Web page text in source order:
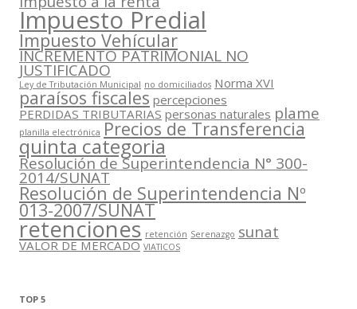
Impuesto Predial
Impuesto Vehícular
INCREMENTO PATRIMONIAL NO
JUSTIFICADO
Ley de Tributación Municipal no domiciliados Norma XVI
paraísos fiscales percepciones
PERDIDAS TRIBUTARIAS personas naturales plame
planilla electrónica Precios de Transferencia
quinta categoria
Resolución de Superintendencia N° 300-
2014/SUNAT
Resolución de Superintendencia Nº
013-2007/SUNAT
retenciones retención Serenazgo sunat
VALOR DE MERCADO VIATICOS
TOP 5